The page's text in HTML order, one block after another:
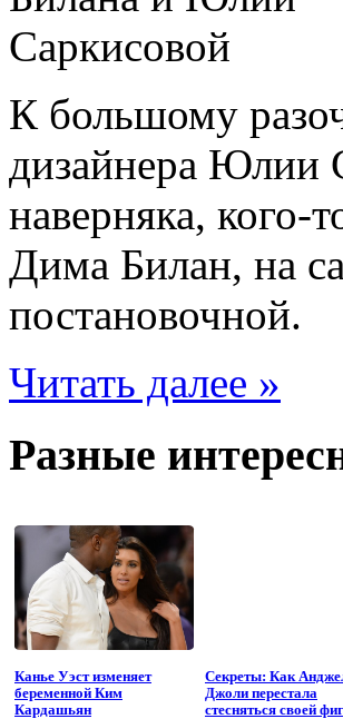
К большому
дизайнера Юлии
наверняка, кого-
Дима Билан, на
постановочной.
Читать далее »
Разные
Канье Уэст изменяет
беременной Ким
Кардашьян
Секреты: Как
Джоли перестала
стесняться своей